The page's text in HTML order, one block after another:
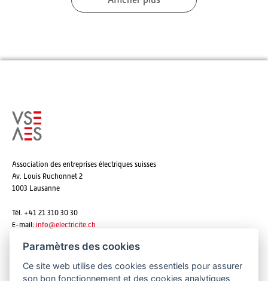
Association des entreprises électriques suisses
Av. Louis Ruchonnet 2
1003 Lausanne
Tél. +41 21 310 30 30
E-mail: info@electricite.ch
S'abonner aux newsletters
Paramètres des cookies
Ce site web utilise des cookies essentiels pour assurer
son bon fonctionnement et des cookies analytiques